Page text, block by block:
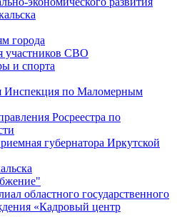
города
участников СВО
и спорта
Инспекция по Маломерным
Росреестра по
губернатора Иркутской
областного государственного
«Кадровый центр